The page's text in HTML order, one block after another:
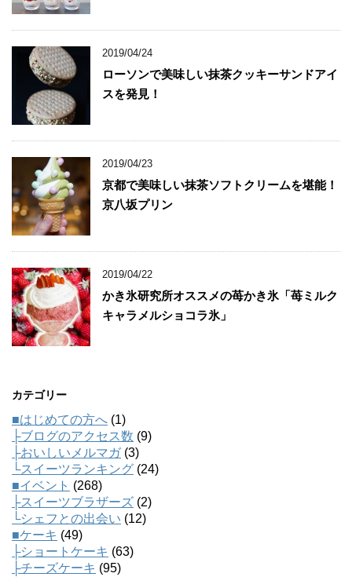
2019/04/24
ローソンで美味しい抹茶クッキーサンドアイ
スを発見！
2019/04/23
京都で美味しい抹茶ソフトクリームを堪能！
京八坂プリン
2019/04/22
かき氷研究所オススメの苺かき氷「苺ミルク
キャラメルショコラ氷」
カテゴリー
■はじめての方へ (1)
├ブログのアクセス数 (9)
├おいしいメルマガ(3)
└スイーツランキング (24)
■イベント (268)
├スイーツブラザーズ (2)
└シェフとの出会い (12)
■ケーキ (49)
├ショートケーキ (63)
├チーズケーキ (95)